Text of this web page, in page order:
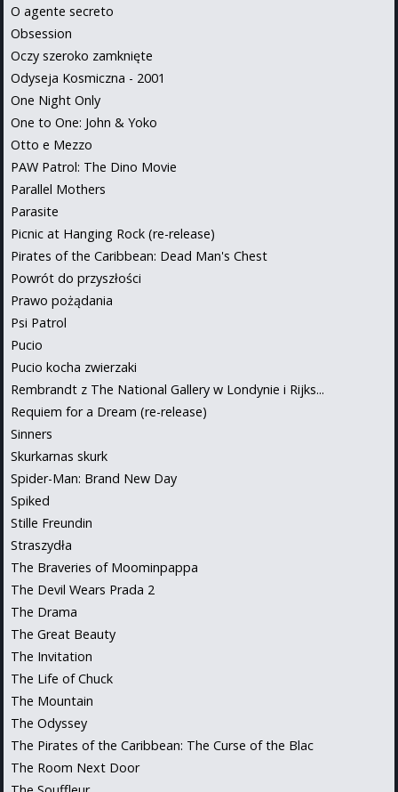
O agente secreto
Obsession
Oczy szeroko zamknięte
Odyseja Kosmiczna - 2001
One Night Only
One to One: John & Yoko
Otto e Mezzo
PAW Patrol: The Dino Movie
Parallel Mothers
Parasite
Picnic at Hanging Rock (re-release)
Pirates of the Caribbean: Dead Man's Chest
Powrót do przyszłości
Prawo pożądania
Psi Patrol
Pucio
Pucio kocha zwierzaki
Rembrandt z The National Gallery w Londynie i Rijks...
Requiem for a Dream (re-release)
Sinners
Skurkarnas skurk
Spider-Man: Brand New Day
Spiked
Stille Freundin
Straszydła
The Braveries of Moominpappa
The Devil Wears Prada 2
The Drama
The Great Beauty
The Invitation
The Life of Chuck
The Mountain
The Odyssey
The Pirates of the Caribbean: The Curse of the Blac
The Room Next Door